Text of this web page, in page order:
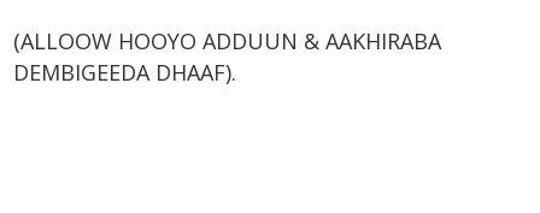
(ALLOOW HOOYO ADDUUN & AAKHIRABA
DEMBIGEEDA DHAAF).